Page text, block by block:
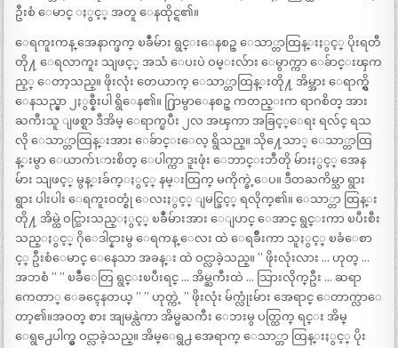
ဦးစံ ေမာင္ ႏွင့္ အတူ ေနထိုင္ရ၏။
ေရကူးကန္ အေနာက္ဖက္ ၿခဳံမ်ား ရွင္းေနစဥ္ ေသာ္တာထြန္းႏွင့္ ပိုးရတီ
တို႔ ေရလာကူး သျဖင့္ အသံ ေပးပဲ ဝမ္းလ်ား ေမွာက္ကာ ေခ်ာင္းၾက
ည့္ ေတာ့သည္။ ဖိုးလုံး တေယာက္ ေသာ္တာထြန္းတို႔ အိမ္အား ေရာက္ရွိ
ေနသည္မွာ ၂ႏွစ္နီးပါ ရွိေန၏။ ႐ြာမွာေနစဥ္ ကတည္းက ရာဂစိတ္ အား
ႀကီးသူ ျဖစ္ရာ ဒီအိမ္ ေရာက္ၿပီး ၂လ အၾကာ အခြင့္ေရး ရလ်င္ ရသ
လို ေသာ္တာထြန္းအား ေခ်ာင္းေလ့ ရွိသည္။ သို႔ေသာ္ ေသာ္တာထြ
န္းမွာ ေယာက်ၤားစိတ္ ေပါက္ကာ ဒူးဖုံး ေဘာင္းဘီတို မ်ားႏွင့္ အေန
မ်ား သျဖင့္ မွန္းခ်က္ႏွင့္ နမ္းထြက္ မကိုက္ခဲ့ေပ။ ဒီတႀကိမ္သာ ရွား
ရွား ပါးပါး ေရကူးဝတ္စုံ ေလးႏွင့္ ျမင္ခြင့္ ရလိုက္၏။ ေသာ္တာ ထြန္း
တို႔ အိမ္ထဲ ဝင္သြားသည္ႏွင့္ ၿခဳံမ်ားအား ေျပာင္ ေအာင္ ရွင္းကာ ၿပီးစီး
သည္ႏွင့္ ဂိုေဒါင္နားမွ ေရကန္ ေလး ထဲ ေရခ်ိဳးကာ သူႏွင့္ ၿခံေစာ
င့္ ဦးစံေမာင္ ေနေသာ အခန္း ထဲ ဝင္လာခဲ့သည္။ ” ဖိုးလုံးလား … ဟုတ္ …
အဘစံ ” ” ၿခဳံေတြ ရွင္းၿပီးရင္ … အိမ္ႀကီးထဲ … သြားလိုက္ဦး … ဆရာ
ကေတာ္ ေခၚေနတယ္ ” ” ဟုတ္ကဲ့ ” ဖိုးလုံး မ်က္လုံးမ်ား အေရာင္ ေတာက္လာေ
တာ့၏။အဝတ္ စား အျမန္လဲကာ အိမ္မႀကီး ေဘးမွ ပတ္ထြက္ ရင္း အိမ္
ေရွ႕ေပါက္မွ ဝင္လာခဲ့သည္။ အိမ္ေရွ႕ အေရာက္ ေသာ္တာ ထြန္းႏွင့္ ပိုး